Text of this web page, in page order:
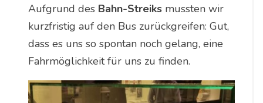
Aufgrund des Bahn-Streiksmussten wir
kurzfristig auf den Bus zurückgreifen: Gut,
dass es uns so spontan noch gelang, eine
Fahrmöglichkeit für uns zu finden.